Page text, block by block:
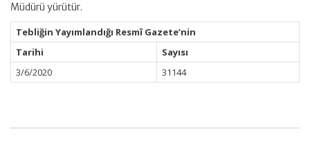
Müdürü yürütür.
Tebliğin Yayımlandığı Resmî Gazete’nin
Tarihi
Sayısı
3/6/2020
31144